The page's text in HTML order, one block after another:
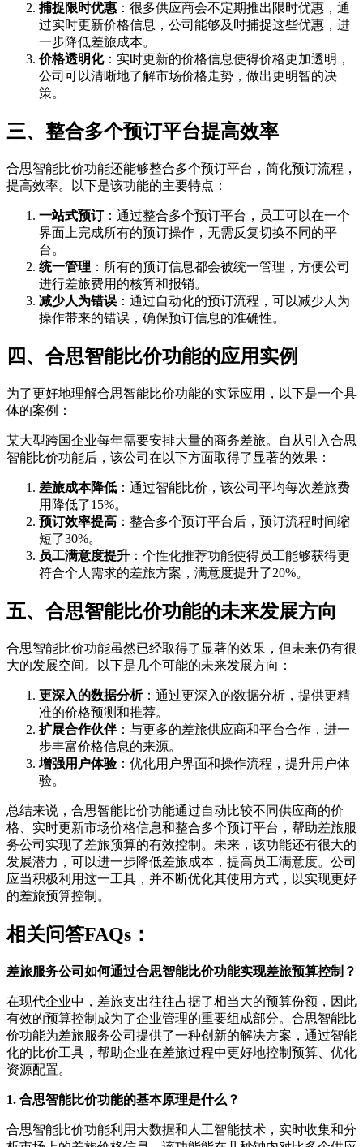
捕捉限时优惠 ：很多供应商会不定期推出限时优惠，通
过实时更新价格信息，公司能够及时捕捉这些优惠，进
一步降低差旅成本。
价格透明化：实时更新的价格信息使得价格更加透明，
公司可以清晰地了解市场价格走势，做出更明智的决
策。
三、整合多个预订平台提高效率
合思智能比价功能还能够整合多个预订平台，简化预订流程，
提高效率。以下是该功能的主要特点：
一站式预订：通过整合多个预订平台，员工可以在一个
界面上完成所有的预订操作，无需反复切换不同的平
台。
统一管理 ：所有的预订信息都会被统一管理，方便公司
进行差旅费用的核算和报销。
减少人为错误 ：通过自动化的预订流程，可以减少人为
操作带来的错误，确保预订信息的准确性。
四、合思智能比价功能的应用实例
为了更好地理解合思智能比价功能的实际应用，以下是一个具
体的案例：
某大型跨国企业每年需要安排大量的商务差旅。自从引入合思
智能比价功能后，该公司在以下方面取得了显著的效果：
差旅成本降低 ：通过智能比价，该公司平均每次差旅费
用降低了15%。
预订效率提高 ：整合多个预订平台后，预订流程时间缩
短了30%。
员工满意度提升 ：个性化推荐功能使得员工能够获得更
符合个人需求的差旅方案，满意度提升了20%。
五、合思智能比价功能的未来发展方向
合思智能比价功能虽然已经取得了显著的效果，但未来仍有很
大的发展空间。以下是几个可能的未来发展方向：
更深入的数据分析：通过更深入的数据分析，提供更精
准的价格预测和推荐。
扩展合作伙伴：与更多的差旅供应商和平台合作，进一
步丰富价格信息的来源。
增强用户体验：优化用户界面和操作流程，提升用户体
验。
总结来说，合思智能比价功能通过自动比较不同供应商的价
格、实时更新市场价格信息和整合多个预订平台，帮助差旅服
务公司实现了差旅预算的有效控制。未来，该功能还有很大的
发展潜力，可以进一步降低差旅成本，提高员工满意度。公司
应当积极利用这一工具，并不断优化其使用方式，以实现更好
的差旅预算控制。
相关问答FAQs：
差旅服务公司如何通过合思智能比价功能实现差旅预算控制？
在现代企业中，差旅支出往往占据了相当大的预算份额，因此
有效的预算控制成为了企业管理的重要组成部分。合思智能比
价功能为差旅服务公司提供了一种创新的解决方案，通过智能
化的比价工具，帮助企业在差旅过程中更好地控制预算、优化
资源配置。
1. 合思智能比价功能的基本原理是什么？
合思智能比价功能利用大数据和人工智能技术，实时收集和分